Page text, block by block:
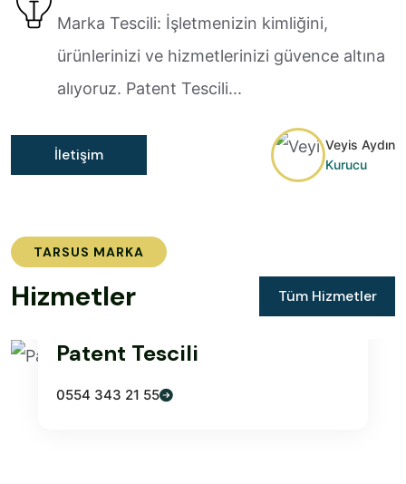
Marka Tescili: İşletmenizin kimliğini,
ürünlerinizi ve hizmetlerinizi güvence altına
alıyoruz. Patent Tescili...
İletişim
Veyis Aydın
Kurucu
TARSUS MARKA
Hizmetler Tüm Hizmetler
Patent Tescili
0554 343 21 55